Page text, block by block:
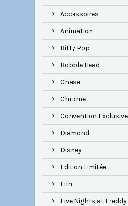
Accessoires
Animation
Bitty Pop
Bobble Head
Chase
Chrome
Convention Exclusive
Diamond
Disney
Edition Limitée
Film
Five Nights at Freddy